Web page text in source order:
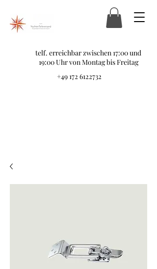
telf. erreichbar zwischen 17:00 und
19:00 Uhr von Montag bis Freitag
+49 172 6122732